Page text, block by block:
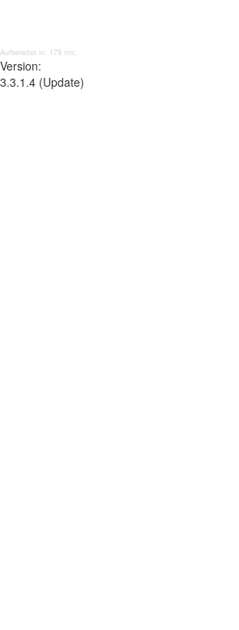
Aufbereitet in: 179 ms;
Version:
3.3.1.4 (Update)